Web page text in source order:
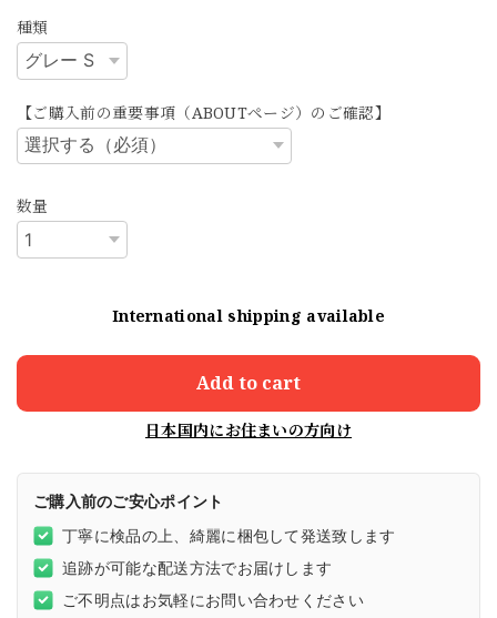
種類
【ご購入前の重要事項（ABOUTページ）のご確認】
数量
International shipping available
Add to cart
日本国内にお住まいの方向け
ご購入前のご安心ポイント
丁寧に検品の上、綺麗に梱包して発送致します
追跡が可能な配送方法でお届けします
ご不明点はお気軽にお問い合わせください